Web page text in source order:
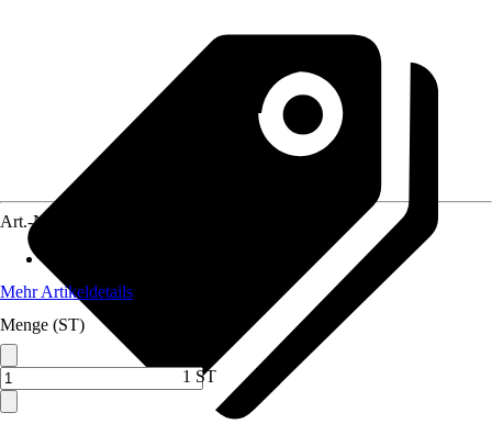
Art.-Nr.
Mehr Artikeldetails
Menge (ST)
1 ST